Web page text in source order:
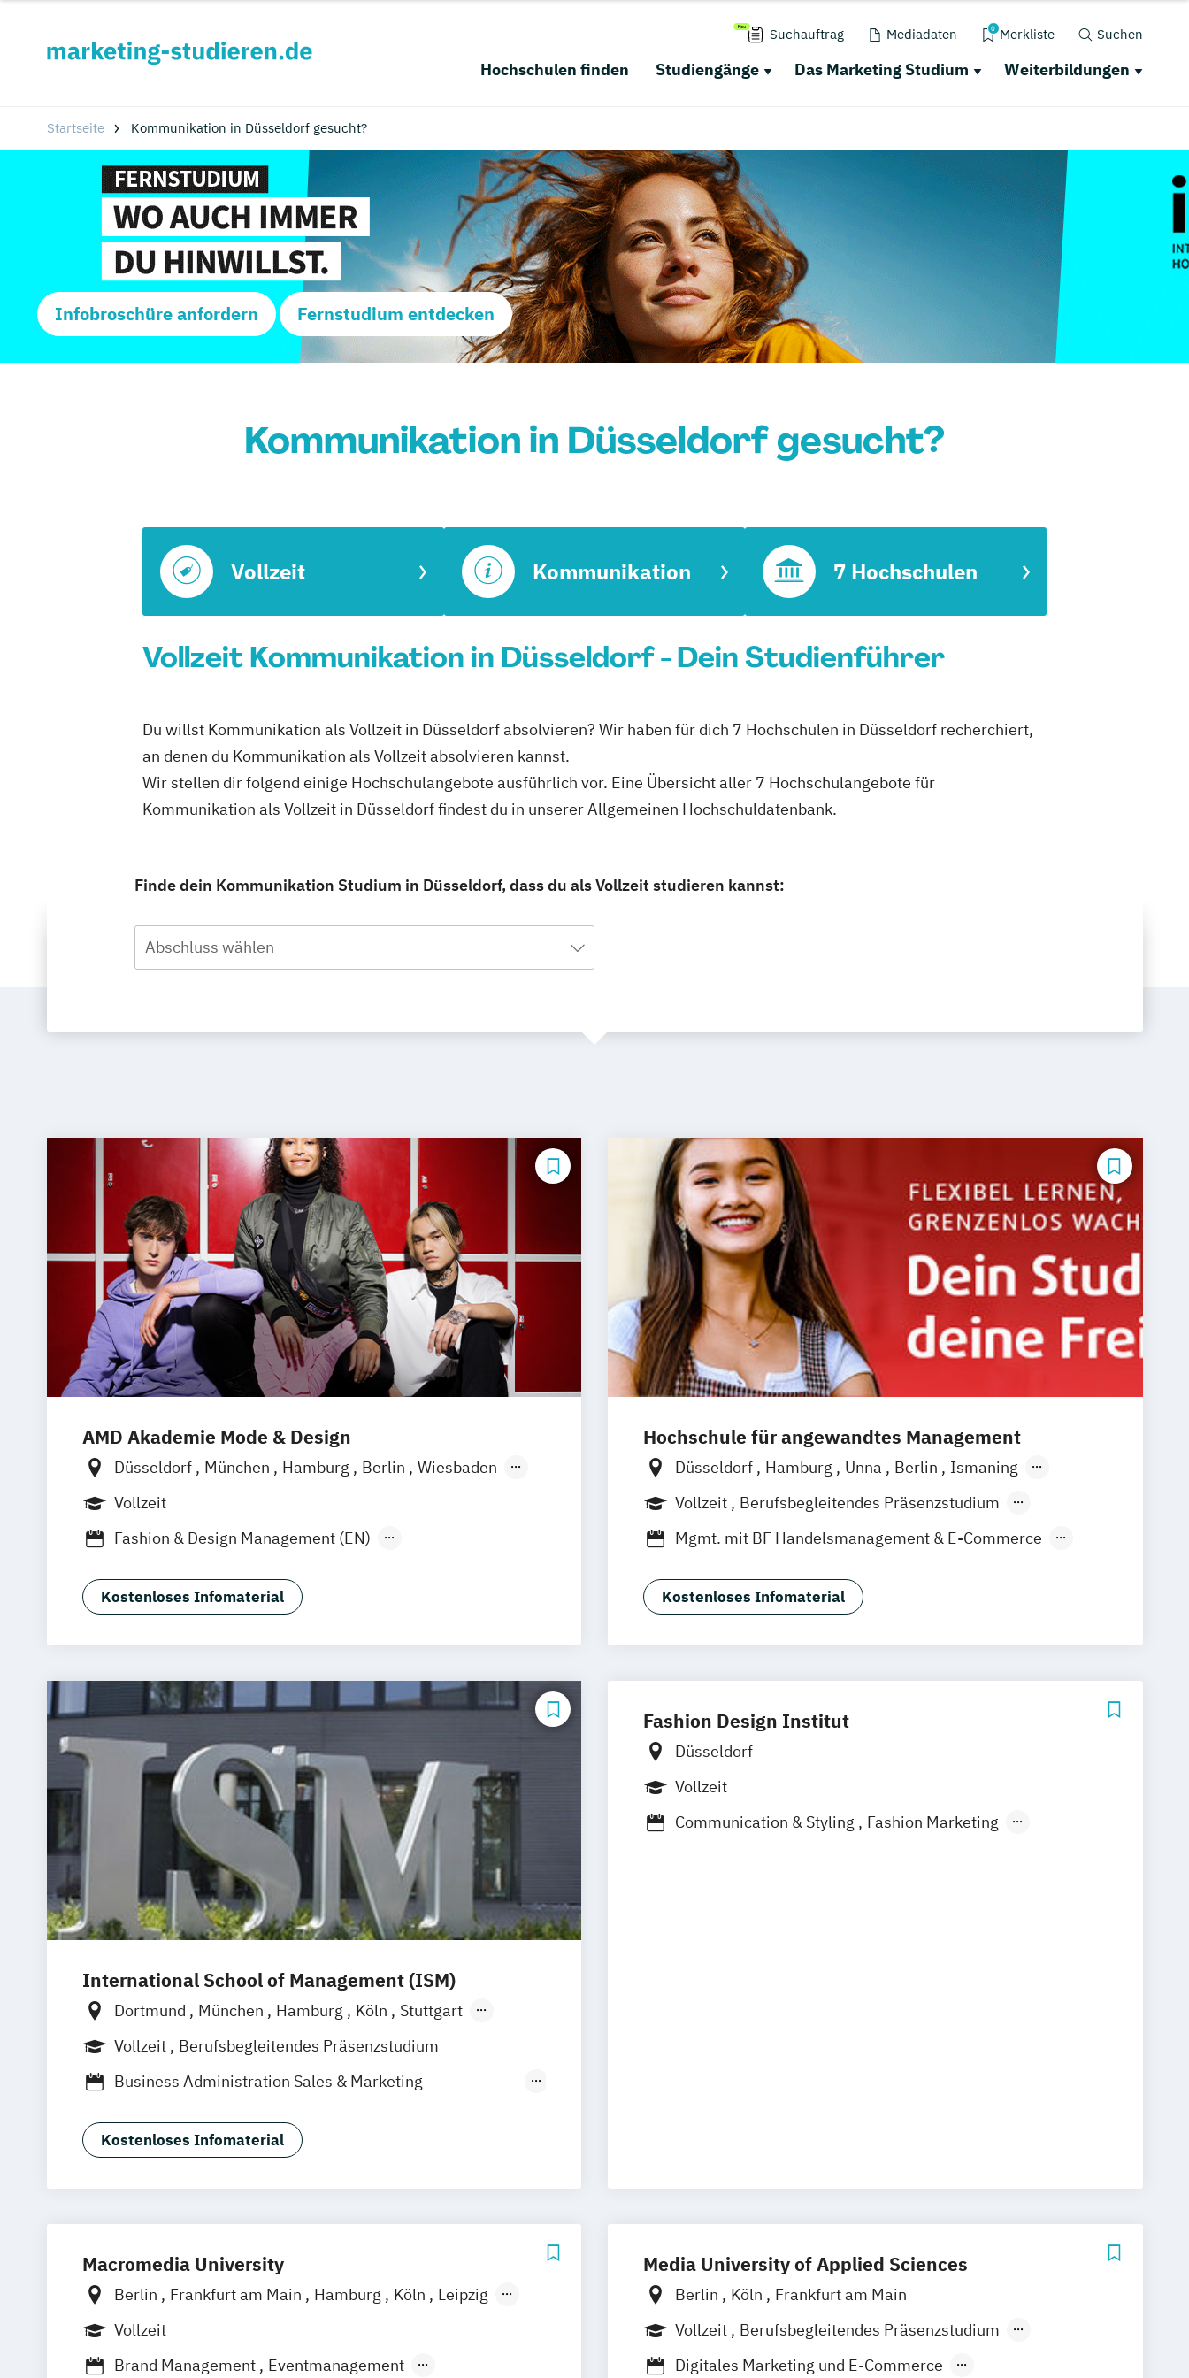
Suchauftrag Mediadaten 0 Merkliste Suchen
Hochschulen finden Studiengänge Das Marketing Studium Weiterbildungen
Startseite Kommunikation in Düsseldorf gesucht?
Infobroschüre anfordern Fernstudium entdecken
Kommunikation in Düsseldorf gesucht?
Vollzeit Kommunikation 7 Hochschulen
Vollzeit Kommunikation in Düsseldorf - Dein Studienführer
Du willst Kommunikation als Vollzeit in Düsseldorf absolvieren? Wir haben für dich 7 Hochschulen in Düsseldorf recherchiert,
an denen du Kommunikation als Vollzeit absolvieren kannst.
Wir stellen dir folgend einige Hochschulangebote ausführlich vor. Eine Übersicht aller 7 Hochschulangebote für
Kommunikation als Vollzeit in Düsseldorf findest du in unserer Allgemeinen Hochschuldatenbank.
Finde dein Kommunikation Studium in Düsseldorf, dass du als Vollzeit studieren kannst:
Abschluss wählen
AMD Akademie Mode & Design
Düsseldorf München Hamburg Berlin
Wiesbaden
Online-Campus
Vollzeit
Fashion & Design Management (EN)
Luxury Management (EN)
Marken- & Kommunikationsdesign
Kostenloses Infomaterial
Hochschule für angewandtes Management
Düsseldorf Hamburg Unna Berlin
Ismaning
Mannheim
Wien Frankfurt Hannover Leipzig
Nürnberg
Stuttgart
Vollzeit
Berufsbegleitendes Präsenzstudium
Duales Studium
Mgmt. mit BF Handelsmanagement & E-Commerce
Kostenloses Infomaterial
International School of Management (ISM)
Dortmund München Hamburg Köln
Stuttgart
Frankfurt am Main
Berlin
Vollzeit
Berufsbegleitendes Präsenzstudium
Business Administration Sales & Marketing
Management Marketing CRM & Vertrieb (DE/EN)
Marketing & Communications Management (DE/EN)
Kostenloses Infomaterial
Fashion Design Institut
Düsseldorf
Vollzeit
Communication & Styling
Fashion Marketing
Macromedia University
Berlin Frankfurt am Main Hamburg Köln
Leipzig
München
Vollzeit
Brand Management
Eventmanagement
Media University of Applied Sciences
Berlin Köln
Frankfurt am Main
Vollzeit
Berufsbegleitendes Präsenzstudium
Duales Studium
Fernstudium
Digitales Marketing und E-Commerce